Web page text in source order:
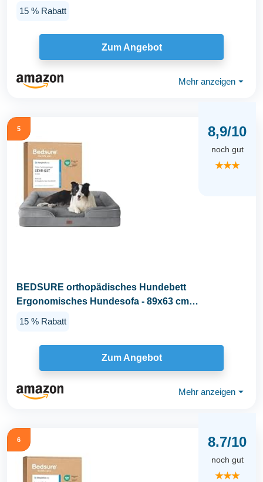
15 % Rabatt
Zum Angebot
Mehr anzeigen ⏷
5 8,9/10
noch gut
★★★
BEDSURE orthopädisches Hundebett
Ergonomisches Hundesofa - 89x63 cm
15 % Rabatt
Zum Angebot
Mehr anzeigen ⏷
6 8.7/10
noch gut
★★★